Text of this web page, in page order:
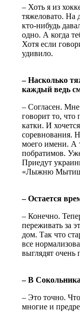
– Хоть я из
тяжеловато. На
кто-нибудь
одно. А когда
Хотя если
удивило.
– Насколько
каждый ведь
– Согласен.
говорит то,
катки. И
соревнования.
моего имени. А
побратимов.
Приедут
«Лыжню
– Остается
– Конечно.
переживать за
дом. Так что
все
выглядят
– В
– Это точно.
многие и